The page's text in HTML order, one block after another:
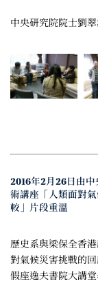
中央研究院院士劉
2016年2月26日由
術講座「人類面對
較」片段重溫
歷史系與梁保全香
對氣候災害挑戰的
假座逸夫書院大講